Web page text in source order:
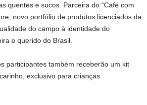
quentes e sucos. Parceira do “Café com
novo portfólio de produtos licenciados da
do campo à identidade do
e querido do Brasil.
participantes também receberão um kit
exclusivo para crianças